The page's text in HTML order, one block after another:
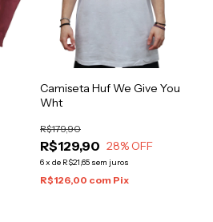
Camiseta Huf We Give You
Wht
R$129,90
R$179,90
28% OFF
6x de R$21,65 sem juros
R$126,00 com Pix